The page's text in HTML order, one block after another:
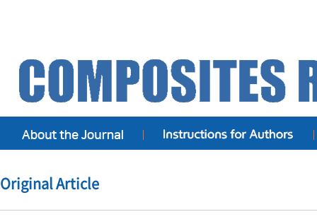
Original Article